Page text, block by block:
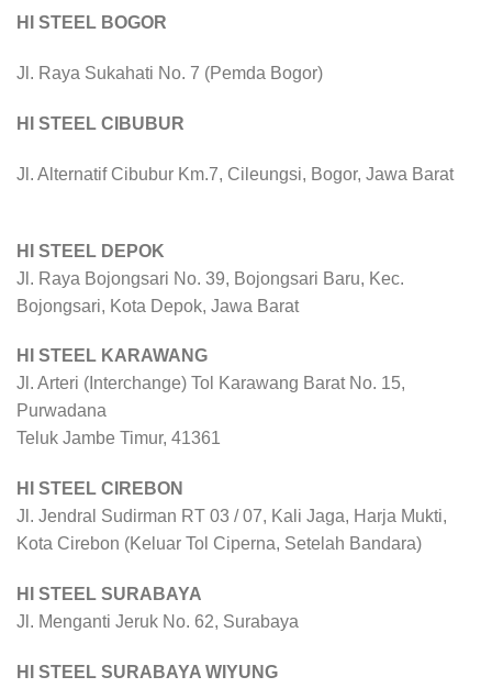
HI STEEL BOGOR
Jl. Raya Sukahati No. 7 (Pemda Bogor)
HI STEEL CIBUBUR
Jl. Alternatif Cibubur Km.7, Cileungsi, Bogor, Jawa Barat
HI STEEL DEPOK
Jl. Raya Bojongsari No. 39, Bojongsari Baru, Kec.
Bojongsari, Kota Depok, Jawa Barat
HI STEEL KARAWANG
Jl. Arteri (Interchange) Tol Karawang Barat No. 15,
Purwadana
Teluk Jambe Timur, 41361
HI STEEL CIREBON
Jl. Jendral Sudirman RT 03 / 07, Kali Jaga, Harja Mukti,
Kota Cirebon (Keluar Tol Ciperna, Setelah Bandara)
HI STEEL SURABAYA
Jl. Menganti Jeruk No. 62, Surabaya
HI STEEL SURABAYA WIYUNG